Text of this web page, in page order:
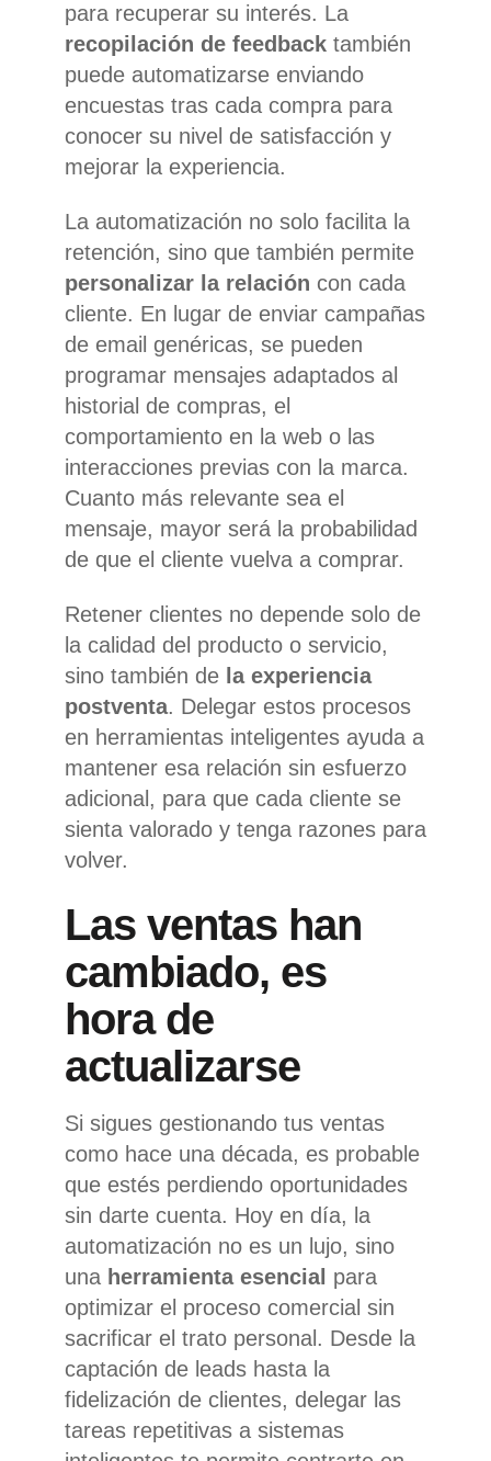
para recuperar su interés. La
recopilación de feedback también
puede automatizarse enviando
encuestas tras cada compra para
conocer su nivel de satisfacción y
mejorar la experiencia.
La automatización no solo facilita la
retención, sino que también permite
personalizar la relación con cada
cliente. En lugar de enviar campañas
de email genéricas, se pueden
programar mensajes adaptados al
historial de compras, el
comportamiento en la web o las
interacciones previas con la marca.
Cuanto más relevante sea el
mensaje, mayor será la probabilidad
de que el cliente vuelva a comprar.
Retener clientes no depende solo de
la calidad del producto o servicio,
sino también de la experiencia
postventa. Delegar estos procesos
en herramientas inteligentes ayuda a
mantener esa relación sin esfuerzo
adicional, para que cada cliente se
sienta valorado y tenga razones para
volver.
Las ventas han
cambiado, es
hora de
actualizarse
Si sigues gestionando tus ventas
como hace una década, es probable
que estés perdiendo oportunidades
sin darte cuenta. Hoy en día, la
automatización no es un lujo, sino
una herramienta esencial para
optimizar el proceso comercial sin
sacrificar el trato personal. Desde la
captación de leads hasta la
fidelización de clientes, delegar las
tareas repetitivas a sistemas